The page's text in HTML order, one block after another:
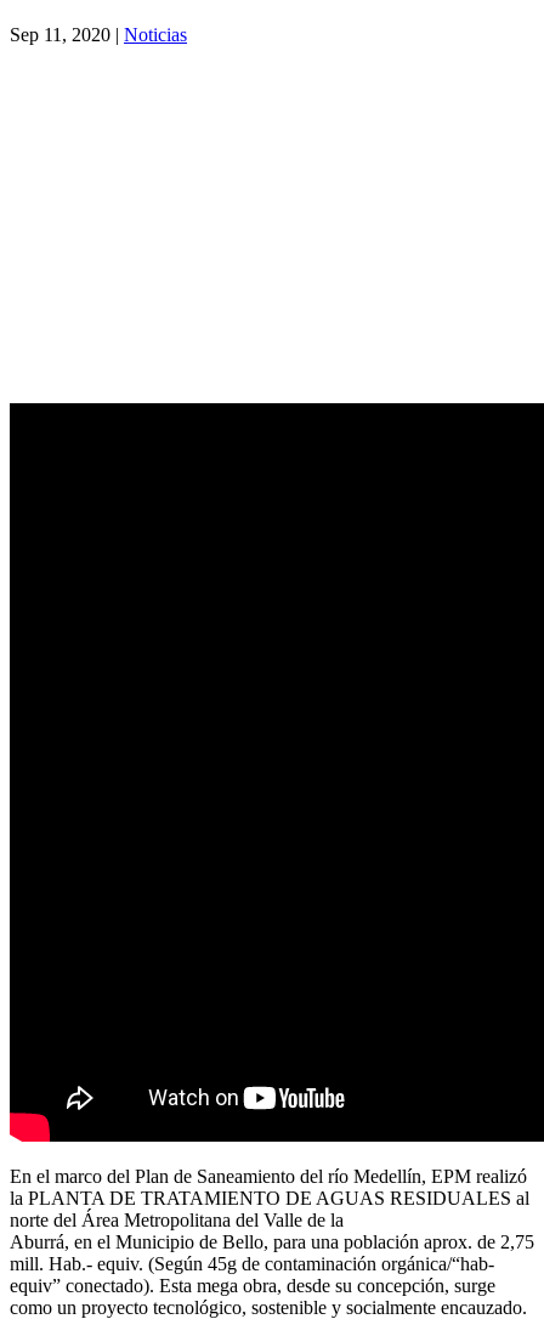
Sep 11, 2020 | Noticias
En el marco del Plan de Saneamiento del río Medellín, EPM realizó
la PLANTA DE TRATAMIENTO DE AGUAS RESIDUALES al
norte del Área Metropolitana del Valle de la
Aburrá, en el Municipio de Bello, para una población aprox. de 2,75
mill. Hab.- equiv. (Según 45g de contaminación orgánica/“hab-
equiv” conectado). Esta mega obra, desde su concepción, surge
como un proyecto tecnológico, sostenible y socialmente encauzado.